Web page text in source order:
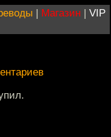
| Магазин | VIP